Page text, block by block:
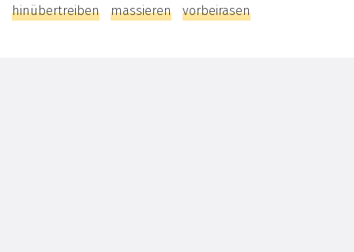
hinübertreiben
massieren vorbeirasen